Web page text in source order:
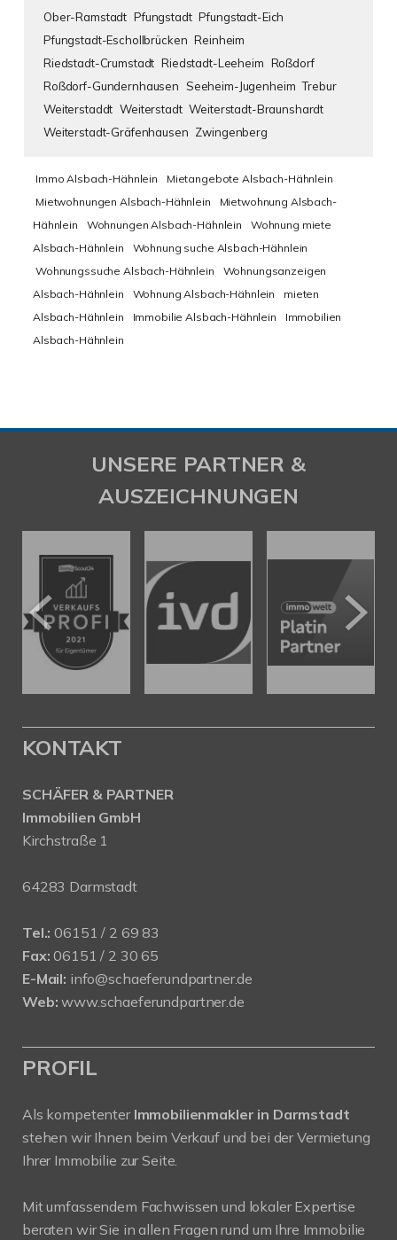
Ober-Ramstadt Pfungstadt Pfungstadt-Eich
Pfungstadt-Eschollbrücken Reinheim
Riedstadt-Crumstadt Riedstadt-Leeheim Roßdorf
Roßdorf-Gundernhausen Seeheim-Jugenheim Trebur
Weiterstaddt Weiterstadt Weiterstadt-Braunshardt
Weiterstadt-Gräfenhausen Zwingenberg
Immo Alsbach-Hähnlein
Mietangebote Alsbach-Hähnlein
Mietwohnungen Alsbach-Hähnlein
Mietwohnung Alsbach-
Hähnlein
Wohnungen Alsbach-Hähnlein
Wohnung miete
Alsbach-Hähnlein
Wohnung suche Alsbach-Hähnlein
Wohnungssuche Alsbach-Hähnlein
Wohnungsanzeigen
Alsbach-Hähnlein
Wohnung Alsbach-Hähnlein
mieten
Alsbach-Hähnlein
Immobilie Alsbach-Hähnlein
Immobilien
Alsbach-Hähnlein
UNSERE PARTNER &
AUSZEICHNUNGEN
KONTAKT
SCHÄFER & PARTNER
Immobilien GmbH
Kirchstraße 1
64283 Darmstadt
Tel.: 06151 / 2 69 83
Fax: 06151 / 2 30 65
E-Mail: info@schaeferundpartner.de
Web: www.schaeferundpartner.de
PROFIL
Als kompetenter Immobilienmakler in Darmstadt
stehen wir Ihnen beim Verkauf und bei der Vermietung
Ihrer Immobilie zur Seite.
Mit umfassendem Fachwissen und lokaler Expertise
beraten wir Sie in allen Fragen rund um Ihre Immobilie